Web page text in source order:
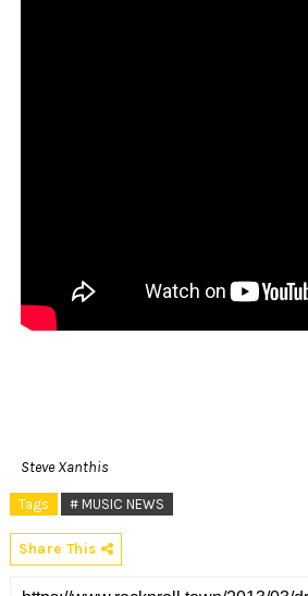
Steve Xanthis
Tags # MUSIC NEWS
Share This